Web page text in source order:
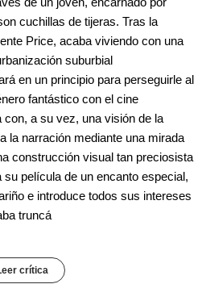
cuchillas de tijeras. Tras la
Price, acaba viviendo con una
suburbial
en un principio para perseguirle al
fantástico con el cine
a su vez, una visión de la
la narración mediante una mirada
construcción visual tan preciosista
película de un encanto especial,
e introduce todos sus intereses
truncá
crítica